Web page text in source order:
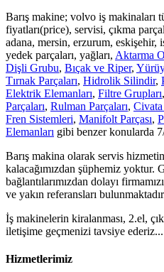
Barış makine; volvo iş makinaları
fiyatları(price), servisi, çıkma
adana, mersin, erzurum, eskişehir,
yedek parçaları, yağları, Aktarma
Dişli Grubu, Bıçak ve Riper,
Tırnak Parçaları, Hidrolik Silindir,
Elektrik Elemanları, Filtre Grupları,
Parçaları, Rulman Parçaları,
Fren Sistemleri, Manifolt Parçası,
Elemanları gibi benzer konularda
Barış makina olarak servis
kalacağımızdan şüphemiz yoktur.
bağlantılarımızdan dolayı
ve yakın referansları
İş makinelerin kiralanması, 2.el,
iletişime geçmenizi tavsiye ederiz...
Hizmetlerimiz